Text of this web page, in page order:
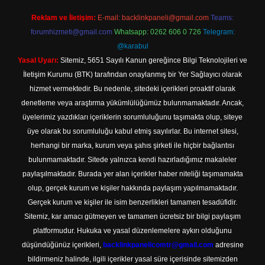
Reklam ve İletişim: E-mail: backlinkpaneli@gmail.com Teams:
forumhizmeti@gmail.com Whatsapp: 0262 606 0 726 Telegram:
@karabul
Yasal Uyarı: Sitemiz, 5651 Sayılı Kanun gereğince Bilgi Teknolojileri ve
İletişim Kurumu (BTK) tarafından onaylanmış bir Yer Sağlayıcı olarak
hizmet vermektedir. Bu nedenle, sitedeki içerikleri proaktif olarak
denetleme veya araştırma yükümlülüğümüz bulunmamaktadır. Ancak,
üyelerimiz yazdıkları içeriklerin sorumluluğunu taşımakta olup, siteye
üye olarak bu sorumluluğu kabul etmiş sayılırlar. Bu internet sitesi,
herhangi bir marka, kurum veya şahıs şirketi ile hiçbir bağlantısı
bulunmamaktadır. Sitede yalnızca kendi hazırladığımız makaleler
paylaşılmaktadır. Burada yer alan içerikler haber niteliği taşımamakta
olup, gerçek kurum ve kişiler hakkında paylaşım yapılmamaktadır.
Gerçek kurum ve kişiler ile isim benzerlikleri tamamen tesadüfidir.
Sitemiz, kar amacı gütmeyen ve tamamen ücretsiz bir bilgi paylaşım
platformudur. Hukuka ve yasal düzenlemelere aykırı olduğunu
düşündüğünüz içerikleri, backlinkpanelicomtr@gmail.com adresine
bildirmeniz halinde, ilgili içerikler yasal süre içerisinde sitemizden